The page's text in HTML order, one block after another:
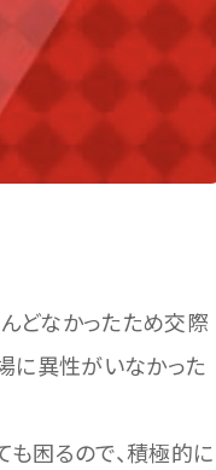
どなかったため交際
に異性がいなかった
困るので、積極的に